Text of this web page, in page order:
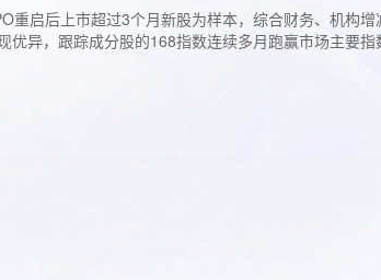
启后上市超过3个月新股为样本，综合财务、机构
异，跟踪成分股的168指数连续多月跑赢市场主要